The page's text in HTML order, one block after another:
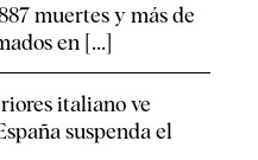
muertes y más de
en [...]
italiano ve
suspenda el